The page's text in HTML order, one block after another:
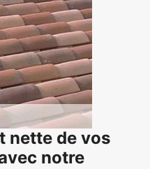
nette de vos
notre